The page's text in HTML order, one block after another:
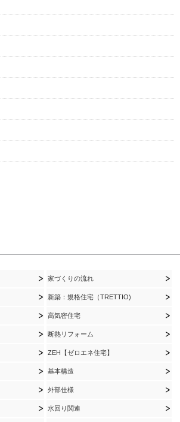
家づくりの流れ
新築：規格住宅（TRETTIO)
高気密住宅
断熱リフォーム
ZEH【ゼロエネ住宅】
基本構造
外部仕様
水回り関連